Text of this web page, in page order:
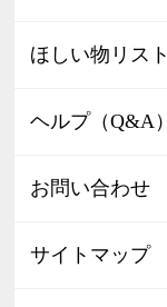
ほしい物リスト
ヘルプ（Q&A）
お問い合わせ
サイトマップ